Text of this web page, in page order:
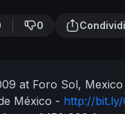
0 Condividi
at Foro Sol,
México - http://bit.ly/